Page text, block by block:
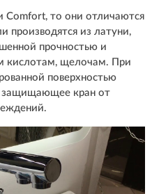
Comfort, то они отличаются
производятся из латуни,
прочностью и
кислотам, щелочам. При
поверхностью
защищающее кран от